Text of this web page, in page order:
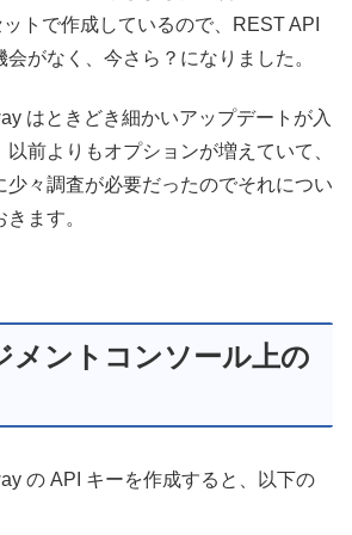
トで作成しているので、REST API
がなく、今さら？になりました。
はときどき細かいアップデートが入
前よりもオプションが増えていて、
少々調査が必要だったのでそれについ
ます。
メントコンソール上の
の API キーを作成すると、以下の